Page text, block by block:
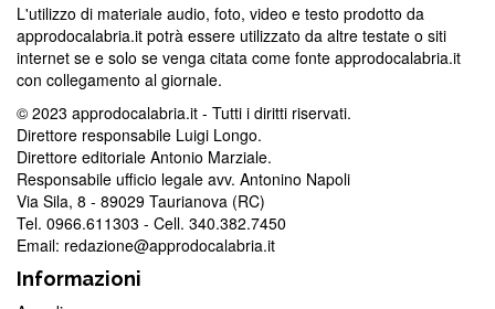
ditta privata per la quale lavorava […]
L'utilizzo di materiale audio, foto, video e testo prodotto da
approdocalabria.it potrà essere utilizzato da altre testate o siti
internet se e solo se venga citata come fonte approdocalabria.it
con collegamento al giornale.
© 2023 approdocalabria.it - Tutti i diritti riservati.
Direttore responsabile Luigi Longo.
Direttore editoriale Antonio Marziale.
Responsabile ufficio legale avv. Antonino Napoli
Via Sila, 8 - 89029 Taurianova (RC)
Tel. 0966.611303 - Cell. 340.382.7450
Email: redazione@approdocalabria.it
Informazioni